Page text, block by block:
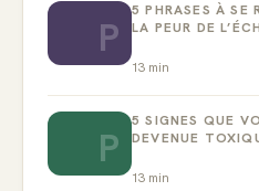
P
5 PHRASES À SE
LA PEUR DE
13 min
P
5 SIGNES QUE
DEVENUE
13 min